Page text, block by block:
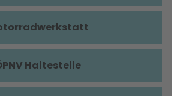
Haltestelle